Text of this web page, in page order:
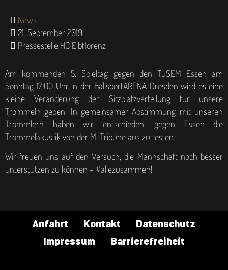
News
21. September 2019
Pressestelle HC Elbflorenz
Am kommenden 5. Spieltag gegen den TuSEM Essen am
Sonntag 17:00 Uhr in der BallsportARENA Dresden wird es eine
kleine Veränderung der Sitzplatzverteilung für unsere
Trommeln geben. In gemeinsamer Abstimmung mit unseren
Trommlern haben wir entschieden, gegen Essen die
Trommelakustik von der M-Tribüne aus zu testen.
Wir freuen uns auf den Versuch, die Mannschaft noch besser
unterstützen zu können – #allezusammen!
Anfahrt Kontakt
Datenschutz
Impressum
Barrierefreiheit